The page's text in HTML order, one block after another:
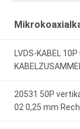
LVDS-KABEL
20531 50P
02 0,25 mm